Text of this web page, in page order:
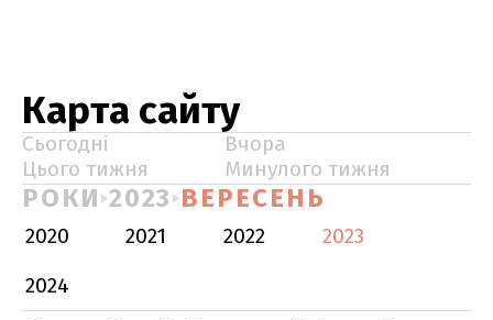
Карта сайту
Сьогодні
Вчора
Цього тижня
Минулого тижня
РОКИ 2023 ВЕРЕСЕНЬ
2020 2021 2022
2023
2024